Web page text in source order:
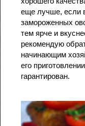
еще лучше, если
замороженных
тем ярче и
рекомендую
начинающим
его
гарантирован.